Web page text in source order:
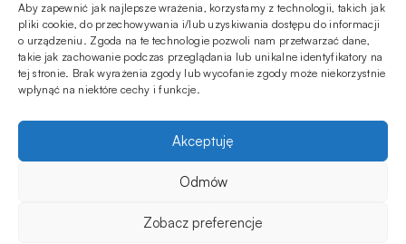
Aby zapewnić jak najlepsze wrażenia, korzystamy z technologii, takich jak
pliki cookie, do przechowywania i/lub uzyskiwania dostępu do informacji
o urządzeniu. Zgoda na te technologie pozwoli nam przetwarzać dane,
takie jak zachowanie podczas przeglądania lub unikalne identyfikatory na
tej stronie. Brak wyrażenia zgody lub wycofanie zgody może niekorzystnie
wpłynąć na niektóre cechy i funkcje.
Akceptuję
Odmów
Zobacz preferencje
ПРОДУКТЫ
КальяныЧашиУгли и розжигПродукты безникотиновые
ИНФОРМАЦИЯ
АКЦИИFAQФирмыПравила работы магазина
УСЛУГИ
Оптовое предложение Магазин Обучения
CYBUCH - SHISHA SKLEP
кальяна, и с помощью наших гидов вы сможете устроить
восхитительную сессию, которая порадует ваших друзей. Мы